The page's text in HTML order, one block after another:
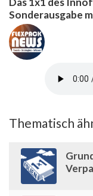
Sonderausgabe
Thematisch